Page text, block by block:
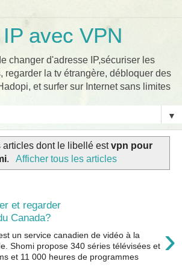
avec VPN
changer d'adresse IP,sécuriser les
regarder la tv étrangère, débloquer des
et surfer sur Internet sans limites
▼
articles dont le libellé estvpn pour
. Afficher tous les articles
et regarder
Canada?
›
un service canadien de vidéo à la
Shomi propose 340 séries télévisées et
et 11 000 heures de programmes